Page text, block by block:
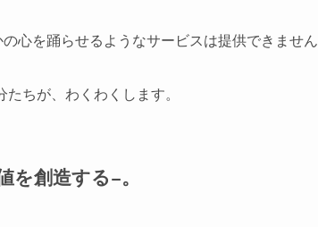
心を踊らせるようなサービスは提供できませ
ちが、わくわくします。
創造する−。